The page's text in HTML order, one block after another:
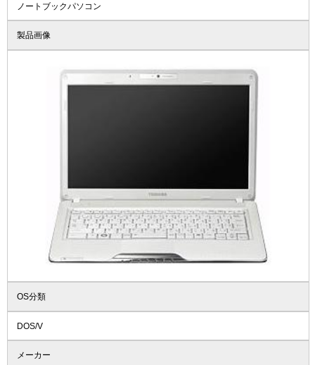
ノートブックパソコン
製品画像
OS分類
DOS/V
メーカー